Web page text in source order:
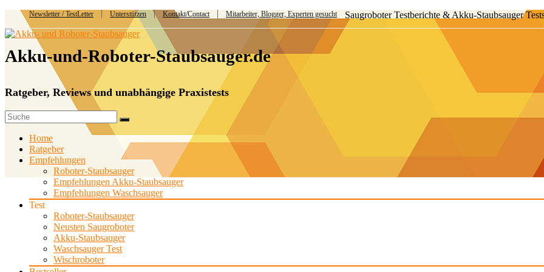
Newsletter / TestLetter Unterstützen Kontakt/Contact Mitarbeiter, Blogger, Experten gesucht Saugroboter Testberichte & Akku-Staubsauger
Akku-und-Roboter-Staubsauger.de
Ratgeber, Reviews und unabhängige Praxistests
Home
Ratgeber
Empfehlungen
Roboter-Staubsauger
Empfehlungen Akku-Staubsauger
Empfehlungen Waschsauger
Test
Roboter-Staubsauger
Neusten Saugroboter
Akku-Staubsauger
Waschsauger Test
Wischroboter